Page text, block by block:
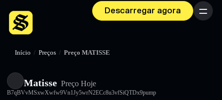
Descarregar agora Menu
Início / Preços / Preço MATISSE
Matisse Preço Hoje
B7qBVvMSxwXwfw9Vn1Jy5wrN2ECc8u3vfSiQTDx9pump